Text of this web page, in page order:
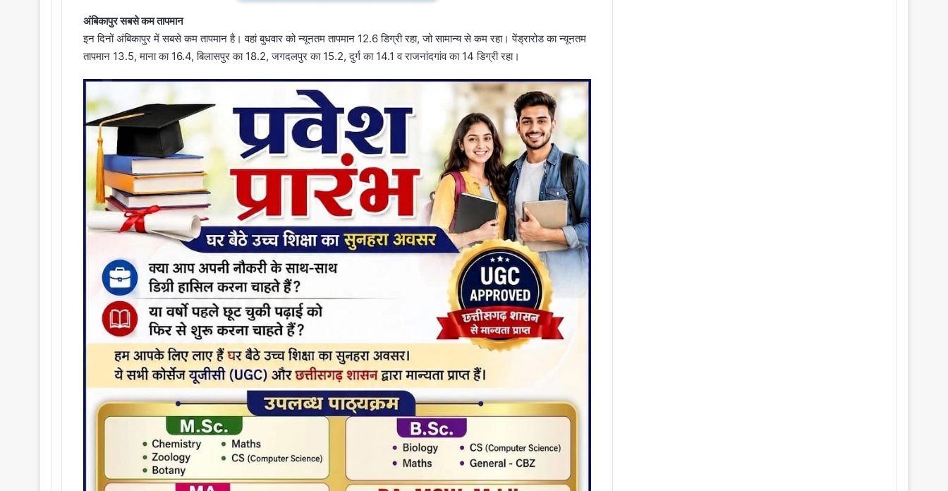
अंबिकापुर सबसे कम तापमान
इन दिनों अंबिकापुर में सबसे कम तापमान है। वहां बुधवार को न्यूनतम तापमान 12.6 डिग्री रहा, जो सामान्य से कम रहा। पेंड्रारोड का न्यूनतम
तापमान 13.5, माना का 16.4, बिलासपुर का 18.2, जगदलपुर का 15.2, दुर्ग का 14.1 व राजनांदगांव का 14 डिग्री रहा।